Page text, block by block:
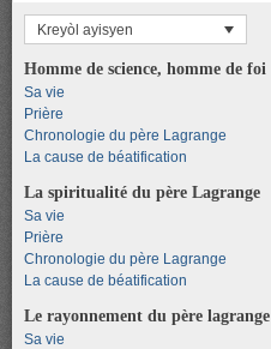
Kreyòl ayisyen
Homme de science, homme de foi
Sa vie
Prière
Chronologie du père Lagrange
La cause de béatification
La spiritualité du père Lagrange
Sa vie
Prière
Chronologie du père Lagrange
La cause de béatification
Le rayonnement du père lagrange
Sa vie